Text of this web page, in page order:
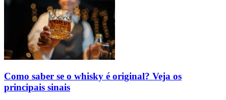
Como saber se o whisky é original? Veja os
principais sinais